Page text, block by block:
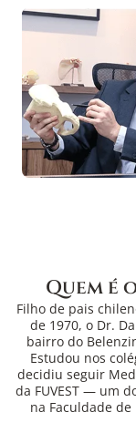
Quem é
Filho de pais
de 1970, o Dr.
bairro do
Estudou nos
decidiu seguir
da FUVEST — um
na Faculdade